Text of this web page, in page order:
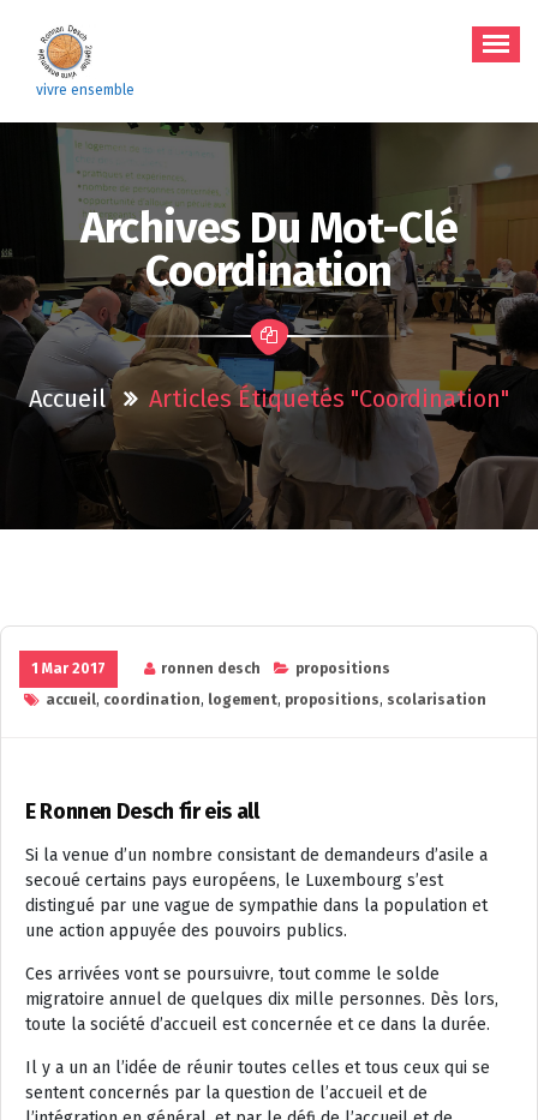
contenu
vivre ensemble
Archives Du Mot-Clé
Coordination
Accueil Articles Étiquetés "coordination"
1 Mar 2017 ronnen desch
propositions
accueil, coordination, logement, propositions, scolarisation
E Ronnen Desch fir eis all
Si la venue d’un nombre consistant de demandeurs d’asile a
secoué certains pays européens, le Luxembourg s’est
distingué par une vague de sympathie dans la population et
une action appuyée des pouvoirs publics.
Ces arrivées vont se poursuivre, tout comme le solde
migratoire annuel de quelques dix mille personnes. Dès lors,
toute la société d’accueil est concernée et ce dans la durée.
Il y a un an l’idée de réunir toutes celles et tous ceux qui se
sentent concernés par la question de l’accueil et de